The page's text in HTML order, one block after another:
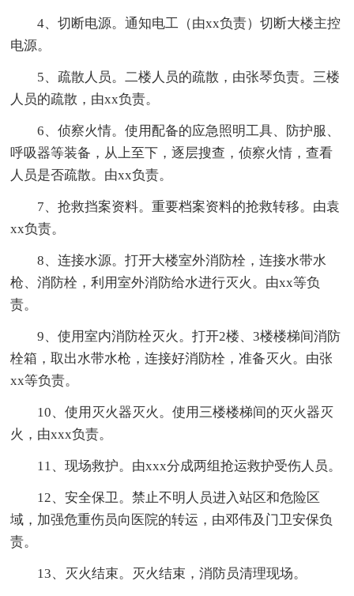
4、切断电源。通知电工（由xx负责）切断大楼主控
电源。
5、疏散人员。二楼人员的疏散，由张琴负责。三楼
人员的疏散，由xx负责。
6、侦察火情。使用配备的应急照明工具、防护服、
呼吸器等装备，从上至下，逐层搜查，侦察火情，查看
人员是否疏散。由xx负责。
7、抢救挡案资料。重要档案资料的抢救转移。由袁
xx负责。
8、连接水源。打开大楼室外消防栓，连接水带水
枪、消防栓，利用室外消防给水进行灭火。由xx等负
责。
9、使用室内消防栓灭火。打开2楼、3楼楼梯间消防
栓箱，取出水带水枪，连接好消防栓，准备灭火。由张
xx等负责。
10、使用灭火器灭火。使用三楼楼梯间的灭火器灭
火，由xxx负责。
11、现场救护。由xxx分成两组抢运救护受伤人员。
12、安全保卫。禁止不明人员进入站区和危险区
域，加强危重伤员向医院的转运，由邓伟及门卫安保负
责。
13、灭火结束。灭火结束，消防员清理现场。